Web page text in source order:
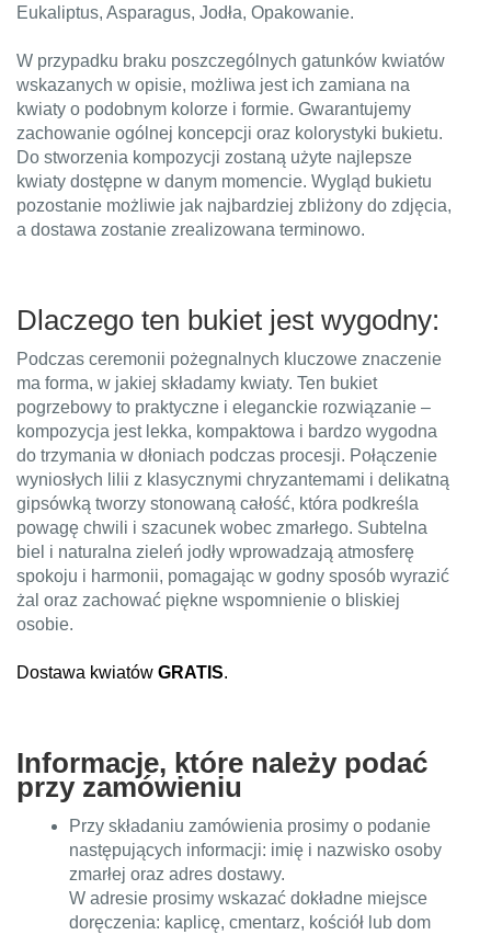
Eukaliptus, Asparagus, Jodła, Opakowanie.
W przypadku braku poszczególnych gatunków kwiatów
wskazanych w opisie, możliwa jest ich zamiana na
kwiaty o podobnym kolorze i formie. Gwarantujemy
zachowanie ogólnej koncepcji oraz kolorystyki bukietu.
Do stworzenia kompozycji zostaną użyte najlepsze
kwiaty dostępne w danym momencie. Wygląd bukietu
pozostanie możliwie jak najbardziej zbliżony do zdjęcia,
a dostawa zostanie zrealizowana terminowo.
Dlaczego ten bukiet jest wygodny:
Podczas ceremonii pożegnalnych kluczowe znaczenie
ma forma, w jakiej składamy kwiaty. Ten bukiet
pogrzebowy to praktyczne i eleganckie rozwiązanie –
kompozycja jest lekka, kompaktowa i bardzo wygodna
do trzymania w dłoniach podczas procesji. Połączenie
wyniosłych lilii z klasycznymi chryzantemami i delikatną
gipsówką tworzy stonowaną całość, która podkreśla
powagę chwili i szacunek wobec zmarłego. Subtelna
biel i naturalna zieleń jodły wprowadzają atmosferę
spokoju i harmonii, pomagając w godny sposób wyrazić
żal oraz zachować piękne wspomnienie o bliskiej
osobie.
Dostawa kwiatów GRATIS.
Informacje, które należy podać
przy zamówieniu
Przy składaniu zamówienia prosimy o podanie
następujących informacji: imię i nazwisko osoby
zmarłej oraz adres dostawy.
W adresie prosimy wskazać dokładne miejsce
doręczenia: kaplicę, cmentarz, kościół lub dom